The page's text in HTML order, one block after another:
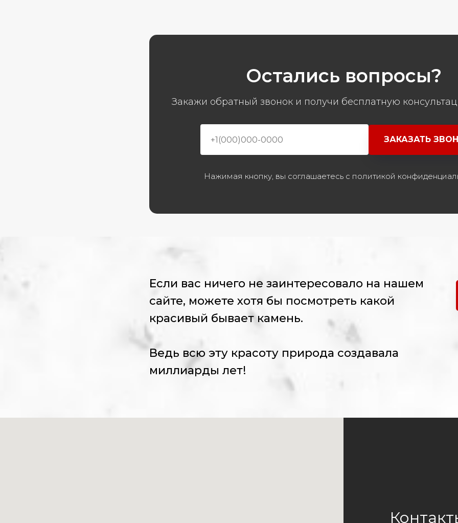
Остались вопросы?
Закажи обратный звонок и получи бесплатную
ЗАКАЗАТЬ
Нажимая кнопку, вы соглашаетесь с политикой
Если вас ничего не заинтересовало на нашем
сайте, можете хотя бы посмотреть какой
красивый бывает камень.
Ведь всю эту красоту природа создавала
миллиарды лет!